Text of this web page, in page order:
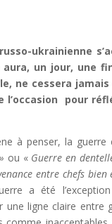
ukrainienne
aura, un jour, une
ne cessera
l’occasion pour
à penser, la
ou « Guerre en
entre chefs bien
a été
ligne claire